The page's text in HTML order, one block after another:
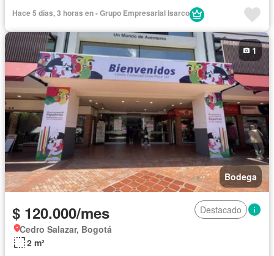
Hace 5 días, 3 horas en - Grupo Empresarial Isarco
Bodega
1
$ 120.000/mes
Destacado
Cedro Salazar, Bogotá
2 m²